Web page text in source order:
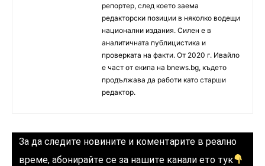
репортер, след което заема
редакторски позиции в няколко водещи
национални издания. Силен е в
аналитичната публицистика и
проверката на факти. От 2020 г. Ивайло
е част от екипа на bnews.bg, където
продължава да работи като старши
редактор.
За да следите новините и коментарите в реално
време, абонирайте се за нашите канали ето тук